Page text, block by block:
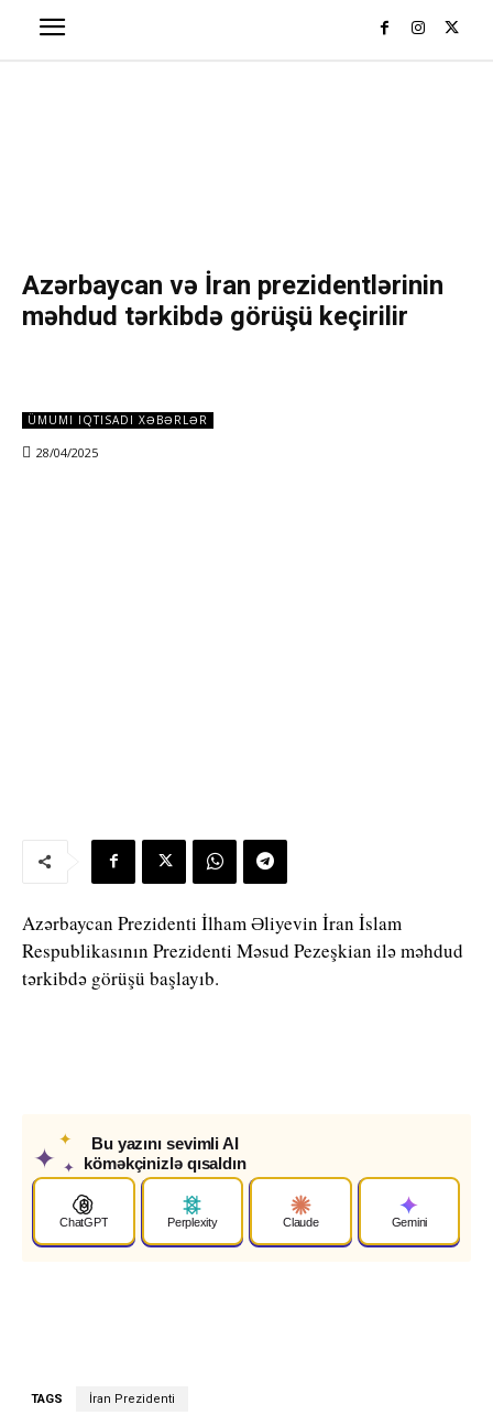
Azərbaycan və İran prezidentlərinin
məhdud tərkibdə görüşü keçirilir
ÜMUMI IQTISADI XƏBƏRLƏR
28/04/2025
Azərbaycan Prezidenti İlham Əliyevin İran İslam
Respublikasının Prezidenti Məsud Pezeşkian ilə məhdud
tərkibdə görüşü başlayıb.
✦
✦
✦
Bu yazını sevimli AI
köməkçinizlə qısaldın
ChatGPT Perplexity Claude Gemini
TAGS İran Prezidenti